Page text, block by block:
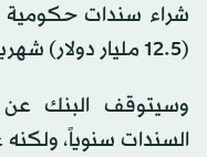
شراء سندات حكومية
(12.5 مليار دولار) شهرياً.
وسيتوقف البنك
السندات سنوياً،